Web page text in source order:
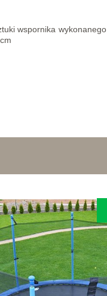
wspornika